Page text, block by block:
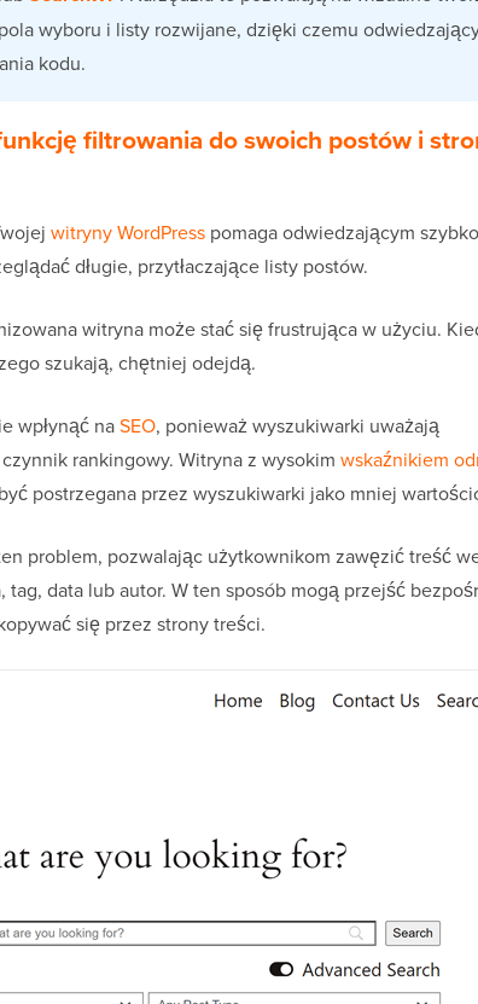
wyboru i listy rozwijane, dzięki czemu
kodu.
filtrowania do swoich postów i
witryny WordPress pomaga odwiedzającym
długie, przytłaczające listy postów.
witryna może stać się frustrująca w użyciu.
szukają, chętniej odejdą.
wpłynąć naSEO, ponieważ wyszukiwarki uważają
rankingowy. Witryna z wysokim wskaźnikiem
postrzegana przez wyszukiwarki jako mniej
problem, pozwalając użytkownikom zawęzić treść
data lub autor. W ten sposób mogą przejść
się przez strony treści.